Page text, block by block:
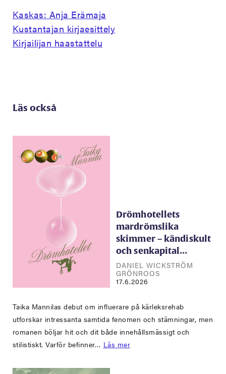
Kaskas: Anja Erämaja
Kustantajan kirjaesittely
Kirjailijan haastattelu
Läs också
Drömhotellets
mardrömslika
skimmer – kändiskult
och senkapital…
DANIEL WICKSTRÖM
GRÖNROOS
17.6.2026
Taika Mannilas debut om influerare på kärleksrehab
utforskar intressanta samtida fenomen och stämningar, men
romanen böljar hit och dit både innehållsmässigt och
stilistiskt. Varför befinner… Läs mer